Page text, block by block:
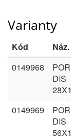
Varianty
Kód Náz.
0149968
DIS
0149969
DIS